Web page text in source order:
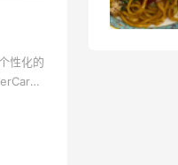
性化的